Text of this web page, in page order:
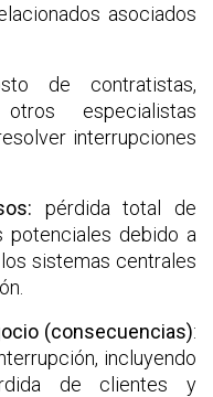
asociados
de contratistas,
especialistas
interrupciones
: pérdida total de
potenciales debido a
sistemas centrales
(consecuencias):
incluyendo
de clientes y